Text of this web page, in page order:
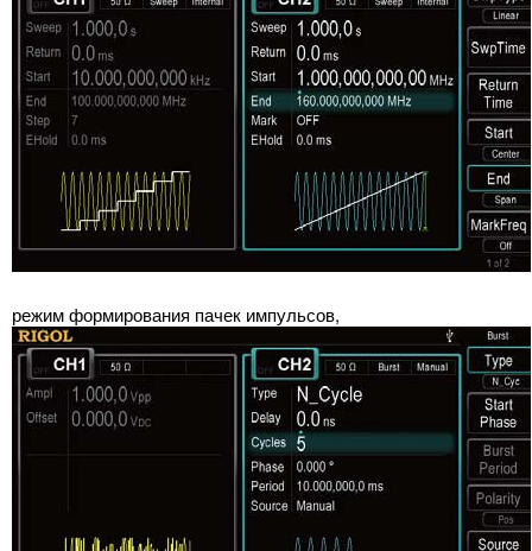
режим формирования пачек импульсов,